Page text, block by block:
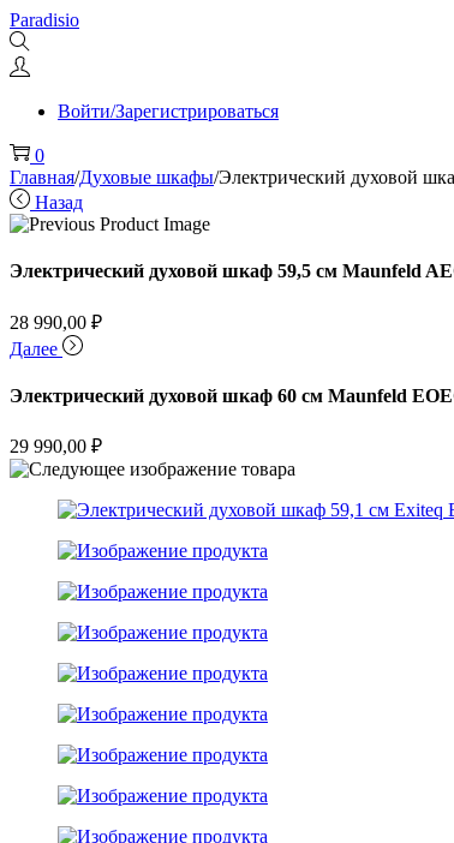
Перейти
к
навигации
Перейти
к
содержимому
Paradisio
Войти/Зарегистрироваться
0
Главная/Духовые шкафы/Электрический духовой
Назад
Электрический духовой шкаф 59,5 см Maunfeld
28 990,00 ₽
Далее
Электрический духовой шкаф 60 см Maunfeld
29 990,00 ₽